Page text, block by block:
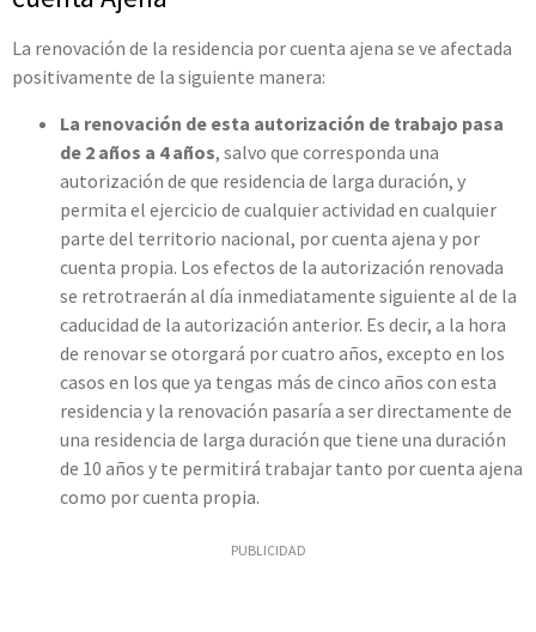
La renovación de la residencia por cuenta ajena se ve afectada
positivamente de la siguiente manera:
La renovación de esta autorización de trabajo pasa
de 2 años a 4 años, salvo que corresponda una
autorización de que residencia de larga duración, y
permita el ejercicio de cualquier actividad en cualquier
parte del territorio nacional, por cuenta ajena y por
cuenta propia. Los efectos de la autorización renovada
se retrotraerán al día inmediatamente siguiente al de la
caducidad de la autorización anterior. Es decir, a la hora
de renovar se otorgará por cuatro años, excepto en los
casos en los que ya tengas más de cinco años con esta
residencia y la renovación pasaría a ser directamente de
una residencia de larga duración que tiene una duración
de 10 años y te permitirá trabajar tanto por cuenta ajena
como por cuenta propia.
PUBLICIDAD